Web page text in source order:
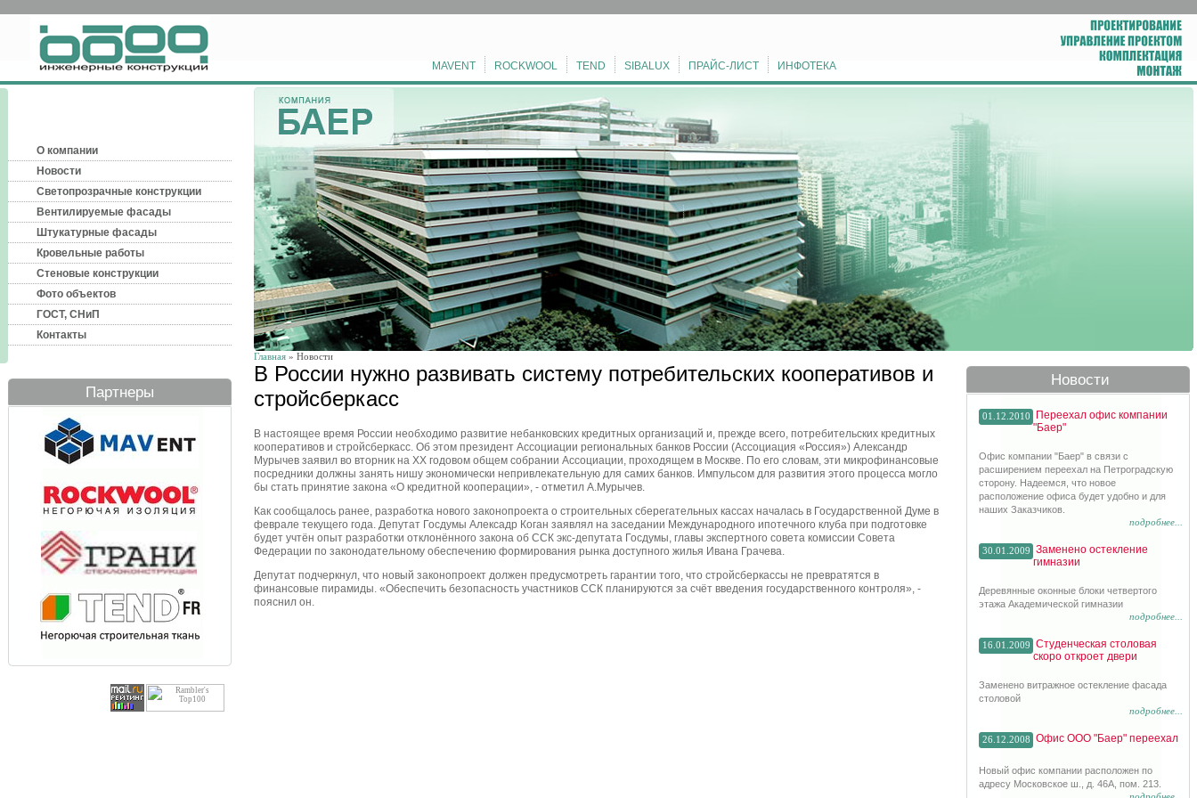
MAVENT ROCKWOOL TEND SIBALUX ПРАЙС-ЛИСТ ИНФОТЕКА
О компании
Новости
Светопрозрачные конструкции
Вентилируемые фасады
Штукатурные фасады
Кровельные работы
Стеновые конструкции
Фото объектов
ГОСТ, СНиП
Контакты
Партнеры
Главная » Новости
В России нужно развивать систему потребительских кооперативов и
стройсберкасс
В настоящее время России необходимо развитие небанковских кредитных организаций и, прежде всего, потребительских кредитных
кооперативов и стройсберкасс. Об этом президент Ассоциации региональных банков России (Ассоциация «Россия») Александр
Мурычев заявил во вторник на XX годовом общем собрании Ассоциации, проходящем в Москве. По его словам, эти микрофинансовые
посредники должны занять нишу экономически непривлекательную для самих банков. Импульсом для развития этого процесса могло
бы стать принятие закона «О кредитной кооперации», - отметил А.Мурычев.
Как сообщалось ранее, разработка нового законопроекта о строительных сберегательных кассах началась в Государственной Думе в
феврале текущего года. Депутат Госдумы Алексадр Коган заявлял на заседании Международного ипотечного клуба при подготовке
будет учтён опыт разработки отклонённого закона об ССК экс-депутата Госдумы, главы экспертного совета комиссии Совета
Федерации по законодательному обеспечению формирования рынка доступного жилья Ивана Грачева.
Депутат подчеркнул, что новый законопроект должен предусмотреть гарантии того, что стройсберкассы не превратятся в
финансовые пирамиды. «Обеспечить безопасность участников ССК планируются за счёт введения государственного контроля», -
пояснил он.
Новости
01.12.2010
Переехал офис компании
"Баер"
Офис компании "Баер" в связи с
расширением переехал на Петроградскую
сторону. Надеемся, что новое
расположение офиса будет удобно и для
наших Заказчиков.
подробнее...
30.01.2009 Заменено остекление
гимназии
Деревянные оконные блоки четвертого
этажа Академической гимназии
подробнее...
16.01.2009 Студенческая столовая
скоро откроет двери
Заменено витражное остекление фасада
столовой
подробнее...
26.12.2008 Офис ООО "Баер" переехал
Новый офис компании расположен по
адресу Московское ш., д. 46А, пом. 213.